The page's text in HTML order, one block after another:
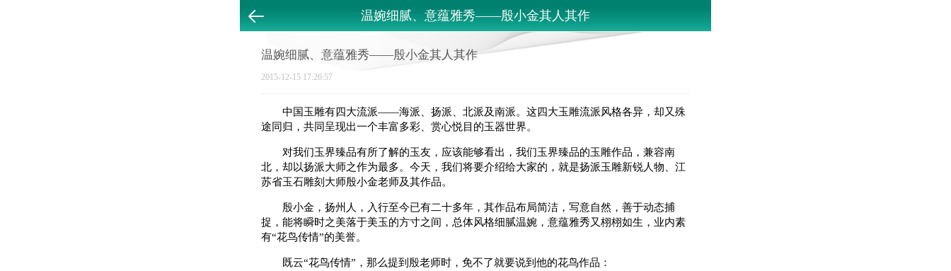
温婉细腻、意蕴雅秀——殷小金其人其作
返回
温婉细腻、意蕴雅秀——殷小金其人其作
2015-12-15 17:26:57
中国玉雕有四大流派——海派、扬派、北派及南派。这四大玉雕流派风格各异，却又殊
途同归，共同呈现出一个丰富多彩、赏心悦目的玉器世界。
对我们玉界臻品有所了解的玉友，应该能够看出，我们玉界臻品的玉雕作品，兼容南
北，却以扬派大师之作为最多。今天，我们将要介绍给大家的，就是扬派玉雕新锐人物、江
苏省玉石雕刻大师殷小金老师及其作品。
殷小金，扬州人，入行至今已有二十多年，其作品布局简洁，写意自然，善于动态捕
捉，能将瞬时之美落于美玉的方寸之间，总体风格细腻温婉，意蕴雅秀又栩栩如生，业内素
有“花鸟传情”的美誉。
既云“花鸟传情”，那么提到殷老师时，免不了就要说到他的花鸟作品：